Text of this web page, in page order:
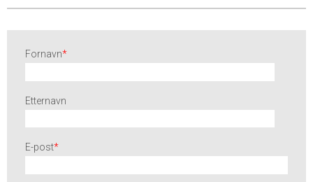
Fornavn*
Etternavn
E-post*